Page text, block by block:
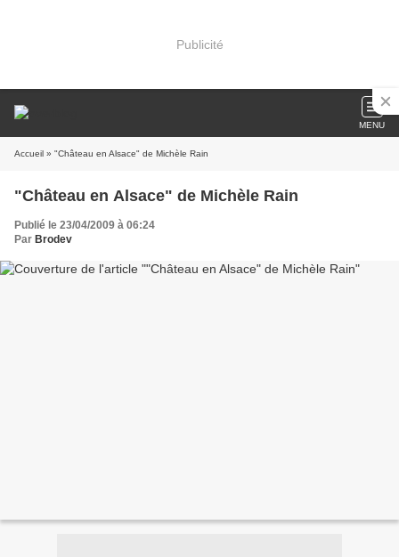
Publicité
MENU
Accueil » "Château en Alsace" de Michèle Rain
"Château en Alsace" de Michèle Rain
Publié le 23/04/2009 à 06:24
Par Brodev